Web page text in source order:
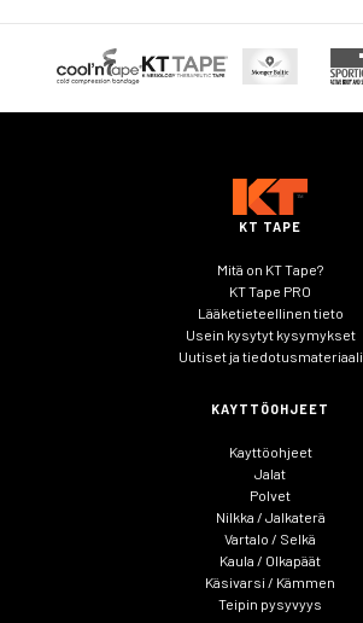
KT TAPE
Mitä on KT Tape?
KT Tape PRO
Lääketieteellinen tieto
Usein kysytyt kysymykset
Uutiset ja tiedotusmateriaali
KAYTTÖOHJEET
Kayttöohjeet
Jalat
Polvet
Nilkka / Jalkaterä
Vartalo / Selkä
Kaula / Olkapäät
Käsivarsi / Kämmen
Teipin pysyvyys